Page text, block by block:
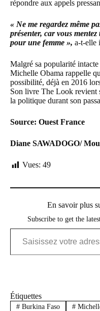
répondre aux appels
« Ne me regardez même
présenter, car vous mentez
pour une femme », a-t-elle
Malgré sa popularité
Michelle Obama rappelle
possibilité, déjà en 2016
Son livre The Look revient
la politique durant son
Source: Ouest France
Diane SAWADOGO/
Vues: 49
En savoir plus
Subscribe to get the
Saisissez votre adresse e-mail…
Étiquettes
#Burkina Faso #